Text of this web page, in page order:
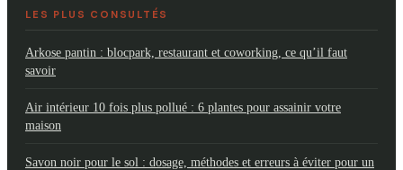
LES PLUS CONSULTÉS
Arkose pantin : blocpark, restaurant et coworking, ce qu’il faut
savoir
Air intérieur 10 fois plus pollué : 6 plantes pour assainir votre
maison
Savon noir pour le sol : dosage, méthodes et erreurs à éviter pour un